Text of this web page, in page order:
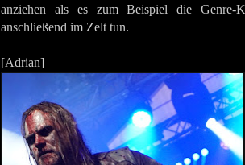
anziehen als es zum Beispiel die Genre-
anschließend im Zelt tun.
[Adrian]